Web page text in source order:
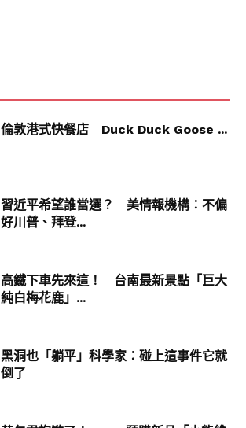
倫敦港式快餐店 Duck Duck Goose ...
習近平希望誰當選？ 美情報機構：不偏
好川普、拜登...
高鐵下車先來這！ 台南最新景點「巨大
純白梅花鹿」...
黑洞也「躺平」科學家：碰上這事件它就
倒了